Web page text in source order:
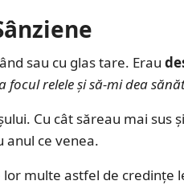
sau cu glas tare. Erau
focul relele și să-mi dea
Cu cât săreau mai sus
anul ce venea.
multe astfel de credințe